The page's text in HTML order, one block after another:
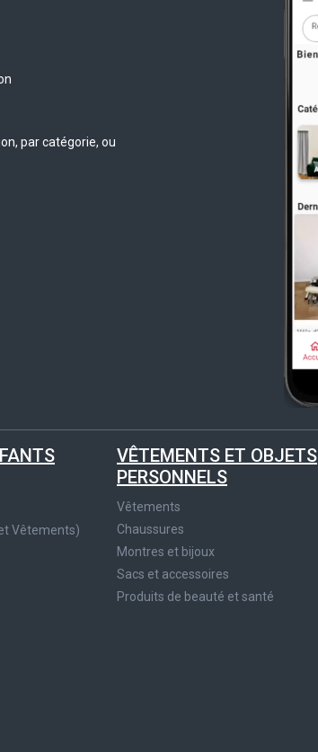
par catégorie, ou
Vêtements)
VÊTEMENTS ET OBJETS
PERSONNELS
Vêtements
Chaussures
Montres et bijoux
Sacs et accessoires
Produits de beauté et santé